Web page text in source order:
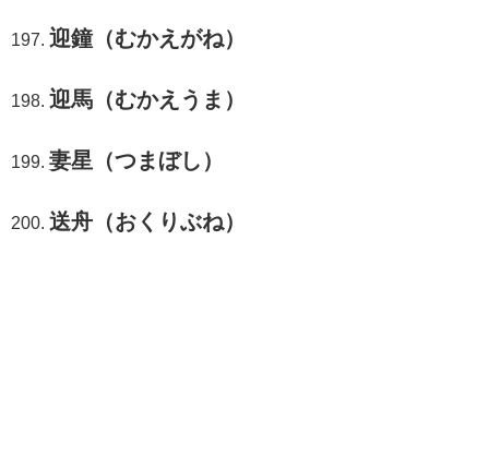
迎鐘（むかえがね）
迎馬（むかえうま）
妻星（つまぼし）
送舟（おくりぶね）